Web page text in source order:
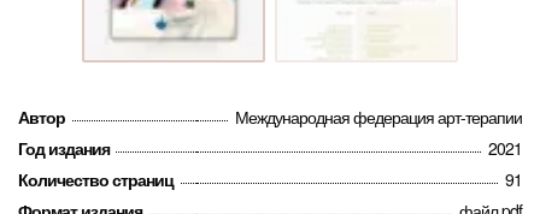
Автор
Международная федерация арт-терапии
Год издания
2021
Количество страниц
91